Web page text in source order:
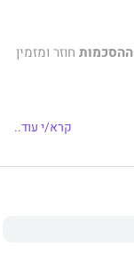
חוזר ומזמין
ולמציאת שקט
עצמי.
קרא/י עוד..